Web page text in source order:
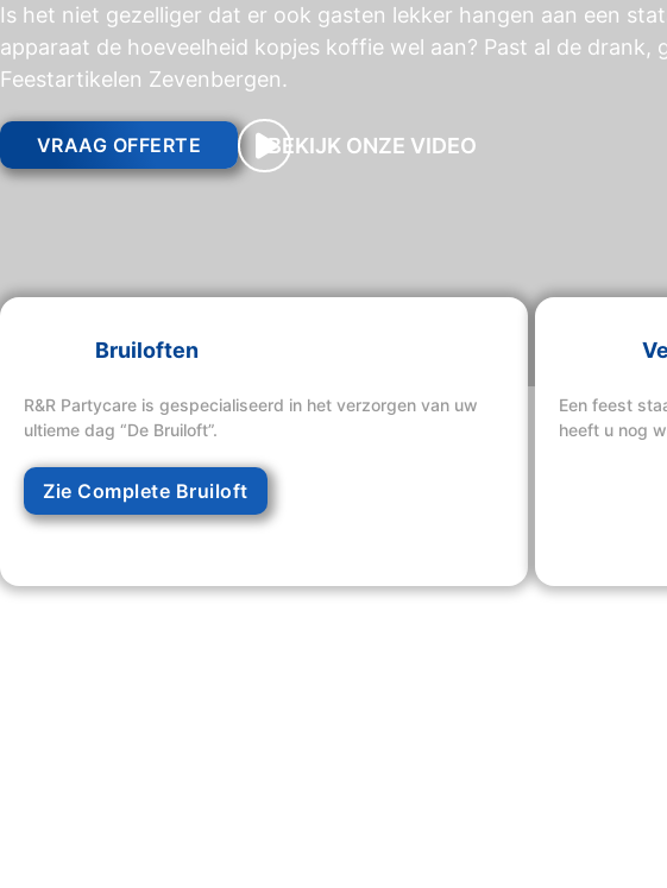
Is het niet gezelliger dat er ook gasten lekker hangen aan een
apparaat de hoeveelheid kopjes koffie wel aan? Past al de
Feestartikelen Zevenbergen.
VRAAG OFFERTE BEKIJK ONZE VIDEO
Bruiloften
R&R Partycare is gespecialiseerd in het verzorgen van uw
ultieme dag “De Bruiloft”.
Zie Complete Bruiloft
Een feest
heeft u nog